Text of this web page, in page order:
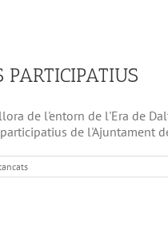
PARTICIPATIUS
de l'entorn de l'Era de
de l'Ajuntament
a
VOTA